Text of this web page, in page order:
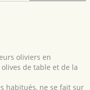
oliviers en
de table et de la
habitués, ne se fait sur